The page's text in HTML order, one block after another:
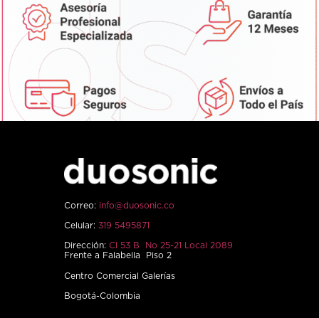
Correo: info@duosonic.co
Celular: 319 5495871
Dirección: Cl 53 B No 25-21 Local 2089
Frente a Falabella Piso 2
Centro Comercial Galerías
Bogotá-Colombia